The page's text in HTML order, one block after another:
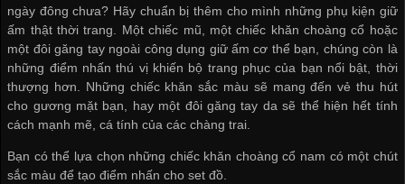
ngày đông chưa? Hãy chuẩn bị thêm cho mình những phụ kiện giữ
ấm thật thời trang. Một chiếc mũ, một chiếc khăn choàng cổ hoặc
một đôi găng tay ngoài công dụng giữ ấm cơ thể bạn, chúng còn là
những điểm nhấn thú vị khiến bộ trang phục của bạn nổi bật, thời
thượng hơn. Những chiếc khăn sắc màu sẽ mang đến vẻ thu hút
cho gương mặt bạn, hay một đôi găng tay da sẽ thể hiện hết tính
cách mạnh mẽ, cá tính của các chàng trai.
Bạn có thể lựa chọn những chiếc khăn choàng cổ nam có một chút
sắc màu để tạo điểm nhấn cho set đồ.